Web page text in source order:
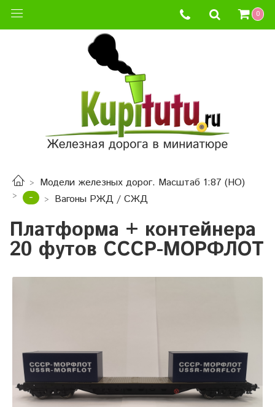
0
Модели железных дорог. Масштаб 1:87 (HO)
- Вагоны РЖД / СЖД
Платформа + контейнера
20 футов СССР-МОРФЛОТ